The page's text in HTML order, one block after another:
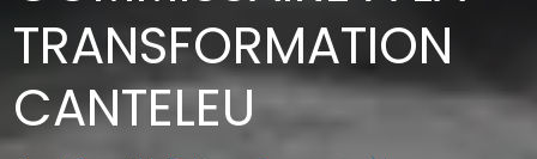
TRANSFORMATION
CANTELEU